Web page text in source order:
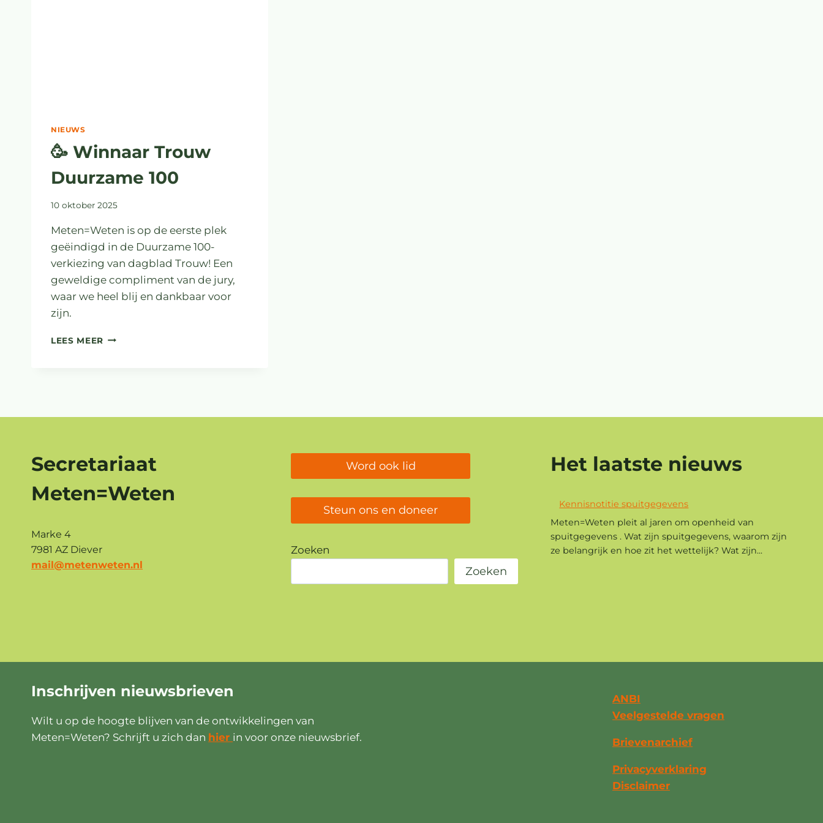
NIEUWS
🥳 Winnaar Trouw
Duurzame 100
10 oktober 2025
Meten=Weten is op de eerste plek
geëindigd in de Duurzame 100-
verkiezing van dagblad Trouw! Een
geweldige compliment van de jury,
waar we heel blij en dankbaar voor
zijn.
LEES MEER 🥳
Secretariaat
Meten=Weten
Marke 4
7981 AZ Diever
mail@metenweten.nl
Word ook lid
Steun ons en doneer
Zoeken
Zoeken
Het laatste nieuws
Kennisnotitie spuitgegevens
Meten=Weten pleit al jaren om openheid van
spuitgegevens . Wat zijn spuitgegevens, waarom zijn
ze belangrijk en hoe zit het wettelijk? Wat zijn...
Inschrijven nieuwsbrieven
Wilt u op de hoogte blijven van de ontwikkelingen van
Meten=Weten? Schrijft u zich dan hier in voor onze nieuwsbrief.
ANBI
Veelgestelde vragen
Brievenarchief
Privacyverklaring
Disclaimer